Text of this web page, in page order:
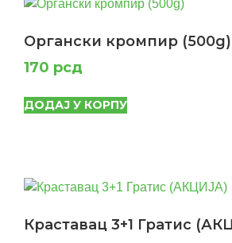
Органски кромпир (500g)
170 рсд
ДОДАЈ У КОРПУ
Краставац 3+1 Гратис